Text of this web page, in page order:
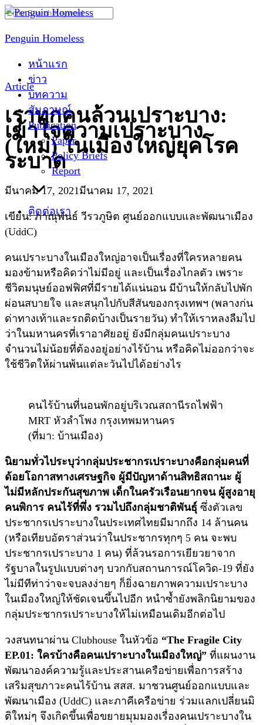
Skip
content
Penguin Homeless
หน้าแรก
ข่าว
บทความ
สัมภาษณ์
Publication
Paper
Policy Briefs
Report
ติดต่อเรา
Search
Article
เราทุกคนล้วนเปราะบาง:
เข้าใจความเปราะบาง
(ใหม่) ในเมืองใหญ่ยุคโรค
ระบาด
มีนาคม 17, 2021มีนาคม 17, 2021
เขียน: ภาณุพันธ์ วีรวภูษิต ศูนย์ออกแบบและพัฒนาเมือง
(UddC)
คนเปราะบางในเมืองใหญ่อาจเป็นเรื่องที่ใครหลายคน
มองข้ามหรือคิดว่าไม่มีอยู่ และเป็นเรื่องไกลตัว เพราะ
ชีวิตมนุษย์ออฟฟิศที่มีรายได้แน่นอน มีบ้านให้กลับไปพัก
ผ่อนสบายใจ และสนุกไปกับสีสันของกรุงเทพฯ (พลางก่น
ด่าทางเท้าและรถติดบ้างเป็นรายวัน) ทำให้เราหลงลืมไป
ว่าในมหานครที่เราอาศัยอยู่ ยังมีกลุ่มคนเปราะบาง
จำนวนไม่น้อยที่ต้องอยู่อย่างไร้บ้าน หรือคิดไม่ออกว่าจะ
ใช้ชีวิตให้ผ่านพ้นแต่ละวันไปได้อย่างไร
คนไร้บ้านที่นอนพักอยู่บริเวณสถานีรถไฟฟ้า
MRT หัวลำโพง กรุงเทพมหานคร
(ที่มา: บ้านเมือง)
นิยามทั่วไประบุว่ากลุ่มประชากรเปราะบางคือกลุ่มคนที่
ด้อยโอกาสทางเศรษฐกิจ ผู้มีปัญหาด้านสิทธิสถานะ ผู้
ไม่มีหลักประกันสุขภาพ เด็กในครัวเรือนยากจน ผู้สูงอายุ
คนพิการ คนไร้ที่พึ่ง รวมไปถึงกลุ่มชาติพันธุ์ ซึ่งตัวเลข
ประชากรเปราะบางในประเทศไทยมีมากถึง 14 ล้านคน
(หรือเทียบอัตราส่วนว่าในประชากรทุกๆ 5 คน จะพบ
ประชากรเปราะบาง 1 คน) ที่ล้วนรอการเยียวยาจาก
รัฐบาลในรูปแบบต่างๆ บวกกับสถานการณ์โควิด-19 ที่ยัง
ไม่มีทีท่าว่าจะจบลงง่ายๆ ก็ยิ่งฉายภาพความเปราะบาง
ในเมืองใหญ่ให้ชัดเจนขึ้นไปอีก หนำซ้ำยังพลิกนิยามของ
กลุ่มประชากรเปราะบางให้ไม่เหมือนเดิมอีกต่อไป
วงสนทนาผ่าน Clubhouse ในหัวข้อ “The Fragile City
EP.01: ใครบ้างคือคนเปราะบางในเมืองใหญ่” ที่แผนงาน
พัฒนาองค์ความรู้และประสานเครือข่ายเพื่อการสร้าง
เสริมสุขภาวะคนไร้บ้าน สสส. มาชวนศูนย์ออกแบบและ
พัฒนาเมือง (UddC) และภาคีเครือข่าย ร่วมแลกเปลี่ยนมิ
ติใหม่ๆ จึงเกิดขึ้นเพื่อขยายมุมมองเรื่องคนเปราะบางใน